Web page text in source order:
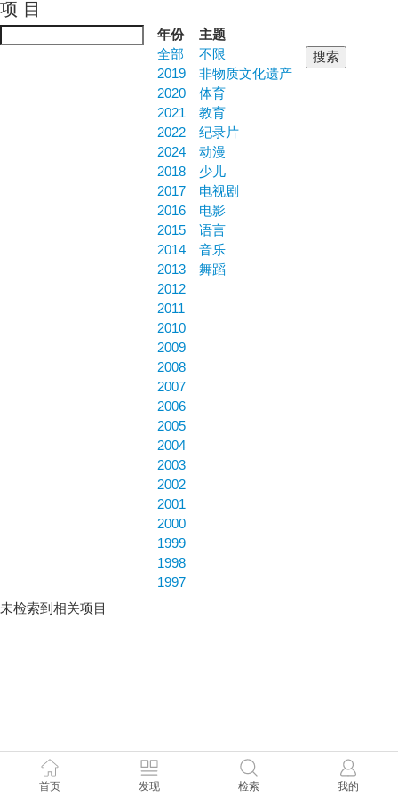
项 目
年份
全部
2019
2020
2021
2022
2024
2018
2017
2016
2015
2014
2013
2012
2011
2010
2009
2008
2007
2006
2005
2004
2003
2002
2001
2000
1999
1998
1997
主题
不限
非物质文化遗产
体育
教育
纪录片
动漫
少儿
电视剧
电影
语言
音乐
舞蹈
未检索到相关项目
首页 发现 检索 我的